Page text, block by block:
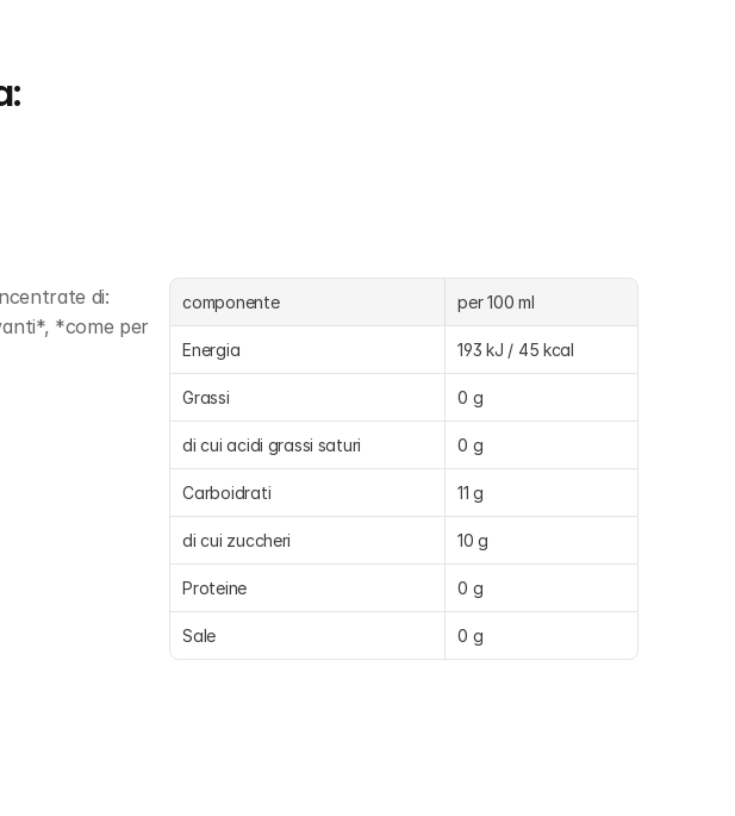
di:
*come per
componente per 100 ml
Energia 193 kJ / 45 kcal
Grassi 0 g
di cui acidi grassi saturi 0 g
Carboidrati 11 g
di cui zuccheri 10 g
Proteine 0 g
Sale 0 g